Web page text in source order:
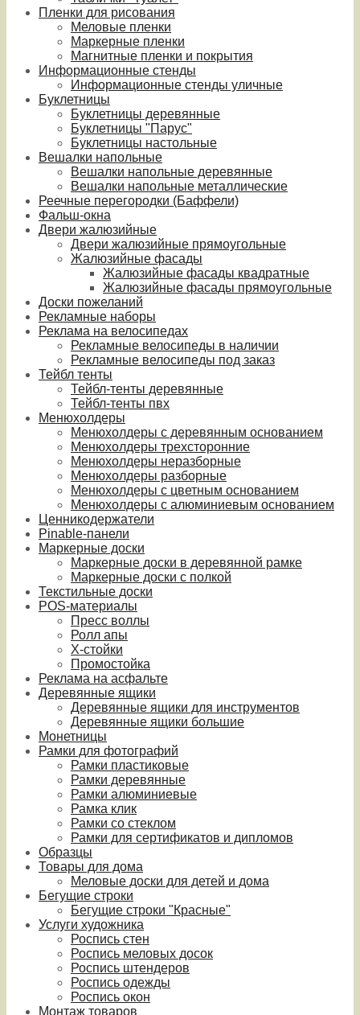
Пленки для рисования
Меловые пленки
Маркерные пленки
Магнитные пленки и покрытия
Информационные стенды
Информационные стенды уличные
Буклетницы
Буклетницы деревянные
Буклетницы "Парус"
Буклетницы настольные
Вешалки напольные
Вешалки напольные деревянные
Вешалки напольные металлические
Реечные перегородки (Баффели)
Фальш-окна
Двери жалюзийные
Двери жалюзийные прямоугольные
Жалюзийные фасады
Жалюзийные фасады квадратные
Жалюзийные фасады прямоугольные
Доски пожеланий
Рекламные наборы
Реклама на велосипедах
Рекламные велосипеды в наличии
Рекламные велосипеды под заказ
Тейбл тенты
Тейбл-тенты деревянные
Тейбл-тенты пвх
Менюхолдеры
Менюхолдеры с деревянным основанием
Менюхолдеры трехсторонние
Менюхолдеры неразборные
Менюхолдеры разборные
Менюхолдеры с цветным основанием
Менюхолдеры с алюминиевым основанием
Ценникодержатели
Pinable-панели
Маркерные доски
Маркерные доски в деревянной рамке
Маркерные доски с полкой
Текстильные доски
POS-материалы
Пресс воллы
Ролл апы
Х-стойки
Промостойка
Реклама на асфальте
Деревянные ящики
Деревянные ящики для инструментов
Деревянные ящики большие
Монетницы
Рамки для фотографий
Рамки пластиковые
Рамки деревянные
Рамки алюминиевые
Рамка клик
Рамки со стеклом
Рамки для сертификатов и дипломов
Образцы
Товары для дома
Меловые доски для детей и дома
Бегущие строки
Бегущие строки "Красные"
Услуги художника
Роспись стен
Роспись меловых досок
Роспись штендеров
Роспись одежды
Роспись окон
Монтаж товаров